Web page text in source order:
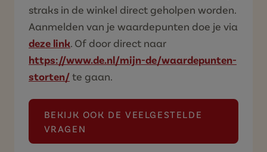
straks in de winkel direct geholpen worden.
Aanmelden van je waardepunten doe je via
deze link. Of door direct naar
https://www.de.nl/mijn-de/waardepunten-
storten/te gaan.
BEKIJK OOK DE VEELGESTELDE
VRAGEN